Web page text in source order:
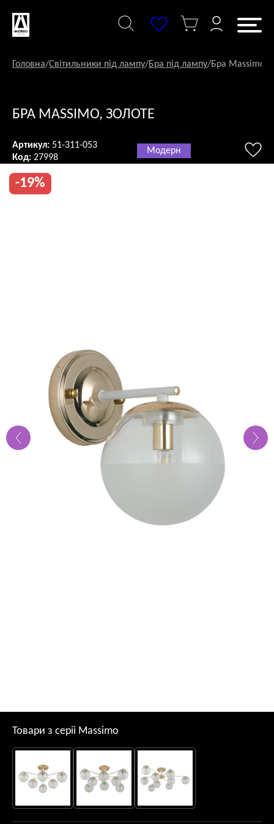
змісту
Головна/Світильники під лампу/Бра під лампу/Бра Massimo,
БРА MASSIMO, ЗОЛОТЕ
Артикул: 51-311-053
Код: 27998
Модерн
-19%
Товари з серii Massimo